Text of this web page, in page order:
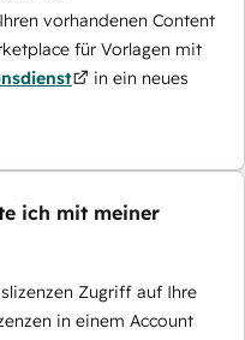
vorhandenen Content
für Vorlagen mit
in ein neues
ich mit meiner
Zugriff auf Ihre
in einem Account